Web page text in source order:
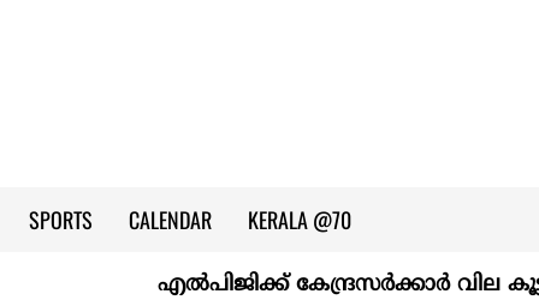
SPORTS CALENDAR KERALA @70
എല്‍പിജിക്ക് കേന്ദ്രസർക്കാർ വില